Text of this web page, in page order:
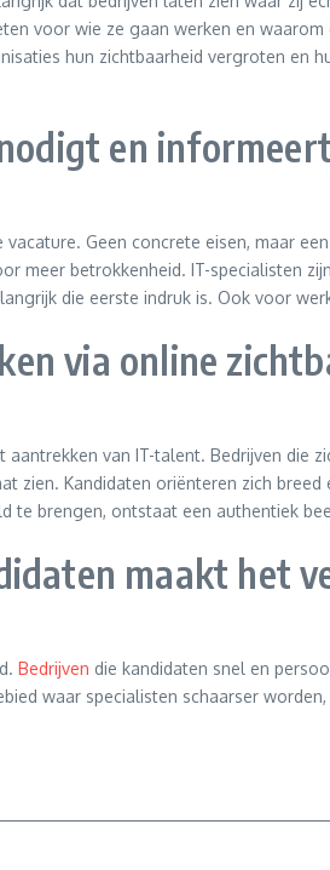
voor wie ze gaan werken en
hun zichtbaarheid vergroten en
en informeert
Geen concrete eisen, maar
meer betrokkenheid. IT-specialisten
die eerste indruk is. Ook voor
via online
van IT-talent. Bedrijven
zien. Kandidaten oriënteren zich
te brengen, ontstaat een authentiek
maakt het
Bedrijven die kandidaten snel en
waar specialisten schaarser